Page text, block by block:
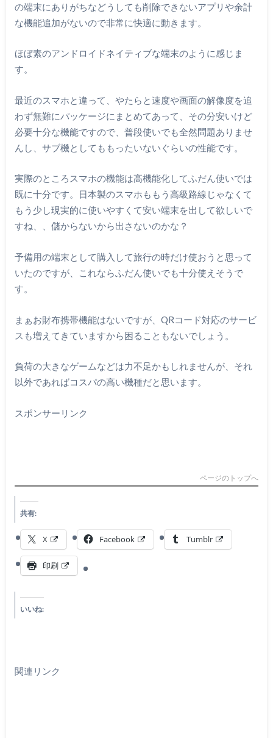
の端末にありがちなどうしても削除できないアプリや余計
な機能追加がないので非常に快適に動きます。
ほぼ素のアンドロイドネイティブな端末のように感じま
す。
最近のスマホと違って、やたらと速度や画面の解像度を追
わず無難にパッケージにまとめてあって、その分安いけど
必要十分な機能ですので、普段使いでも全然問題ありませ
んし、サブ機としてももったいないぐらいの性能です。
実際のところスマホの機能は高機能化してふだん使いでは
既に十分です。日本製のスマホももう高級路線じゃなくて
もう少し現実的に使いやすくて安い端末を出して欲しいで
すね、、儲からないから出さないのかな？
予備用の端末として購入して旅行の時だけ使おうと思って
いたのですが、これならふだん使いでも十分使えそうで
す。
まぁお財布携帯機能はないですが、QRコード対応のサービ
スも増えてきていますから困ることもないでしょう。
負荷の大きなゲームなどは力不足かもしれませんが、それ
以外であればコスパの高い機種だと思います。
スポンサーリンク
ページのトップへ
共有:
X Facebook Tumblr
印刷
いいね:
関連リンク